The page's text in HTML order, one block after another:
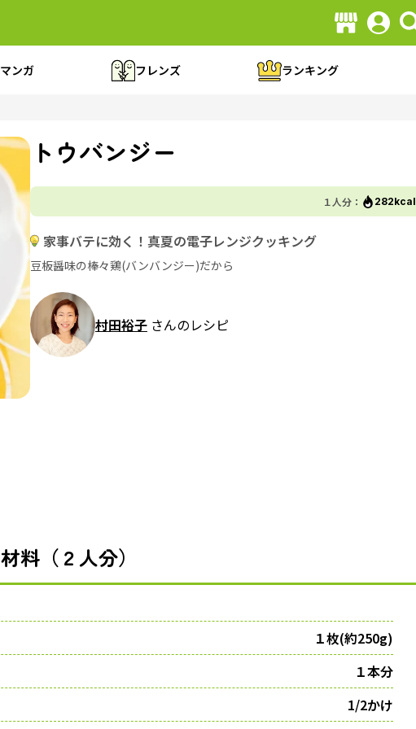
マンガ フレンズ ランキング
トウバンジー
１人分： 282kcal
家事バテに効く！真夏の電子レンジクッキング
豆板醤味の棒々鶏(バンバンジー)だから
村田裕子 さんのレシピ
材料（２人分）
１枚(約250g)
１本分
1/2かけ